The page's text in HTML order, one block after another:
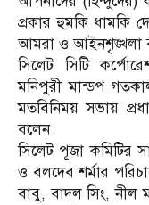
প্রকার হুমকি ধামকি
আমরা ও আইনশৃঙ্খলা
সিলেট সিটি
মনিপুরী মান্ডপ
মতবিনিময় সভায়
বলেন।
সিলেট পূজা কমিটির
ও বলদেব শর্মার
বাবু, বাদল সিং, নীল